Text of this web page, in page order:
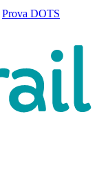
Prova DOTS